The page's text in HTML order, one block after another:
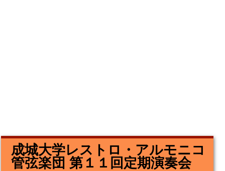
成城大学レストロ・アルモニコ
管弦楽団 第１１回定期演奏会